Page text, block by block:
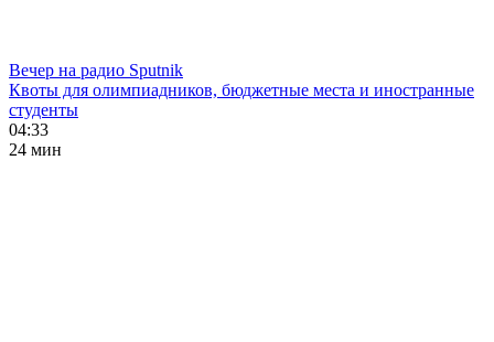
Вечер на радио Sputnik
Квоты для олимпиадников, бюджетные места и иностранные
студенты
04:33
24 мин